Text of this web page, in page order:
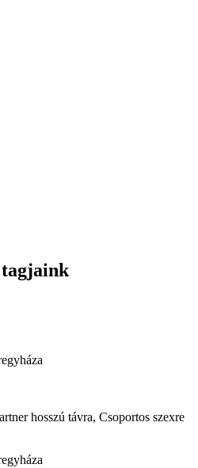
hosszú távra, Csoportos szexre